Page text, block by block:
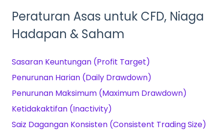
Peraturan Asas untuk CFD, Niaga
Hadapan & Saham
Sasaran Keuntungan (Profit Target)
Penurunan Harian (Daily Drawdown)
Penurunan Maksimum (Maximum Drawdown)
Ketidakaktifan (Inactivity)
Saiz Dagangan Konsisten (Consistent Trading Size)